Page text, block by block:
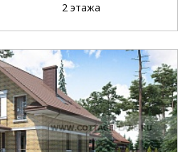
2 этажа